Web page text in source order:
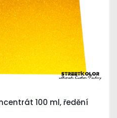
100 ml, ředění